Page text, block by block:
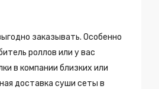
заказывать. Особенно
роллов или у вас
в компании близких или
доставка суши сеты в